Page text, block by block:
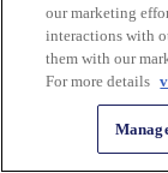
our marketing
interactions with
them with our
For more details